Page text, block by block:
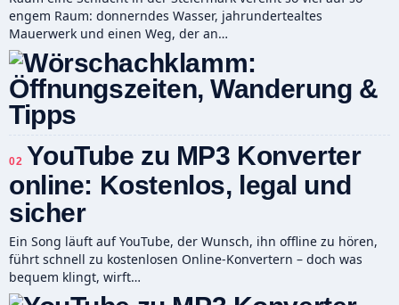
engem Raum: donnerndes Wasser, jahrundertealtes
Mauerwerk und einen Weg, der an…
02 YouTube zu MP3 Konverter
online: Kostenlos, legal und
sicher
Ein Song läuft auf YouTube, der Wunsch, ihn offline zu hören,
führt schnell zu kostenlosen Online-Konvertern – doch was
bequem klingt, wirft…